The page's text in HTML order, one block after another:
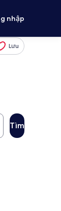
nhập
Lưu
Tìm